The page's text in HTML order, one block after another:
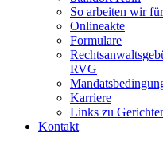
So arbeiten wir
Onlineakte
Formulare
RVG
Karriere
Links zu
Kontakt